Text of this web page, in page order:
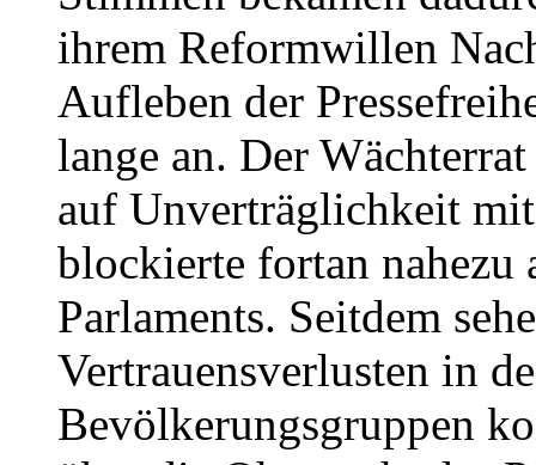
ihrem Reformwillen
Aufleben der
lange an. Der
auf Unverträglichkeit
blockierte fortan nahezu
Parlaments. Seitdem
Vertrauensverlusten in
Bevölkerungsgruppen